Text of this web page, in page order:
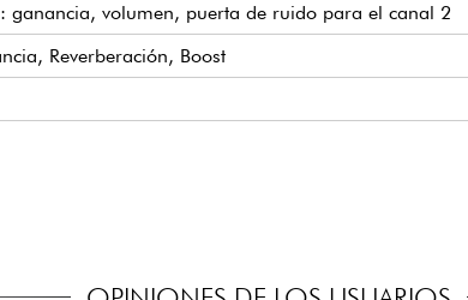
ganancia, volumen, puerta de ruido para el canal 2
Reverberación, Boost